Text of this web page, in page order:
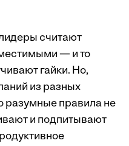
считают
— и то
гайки. Но,
из разных
разумные правила не
и подпитывают